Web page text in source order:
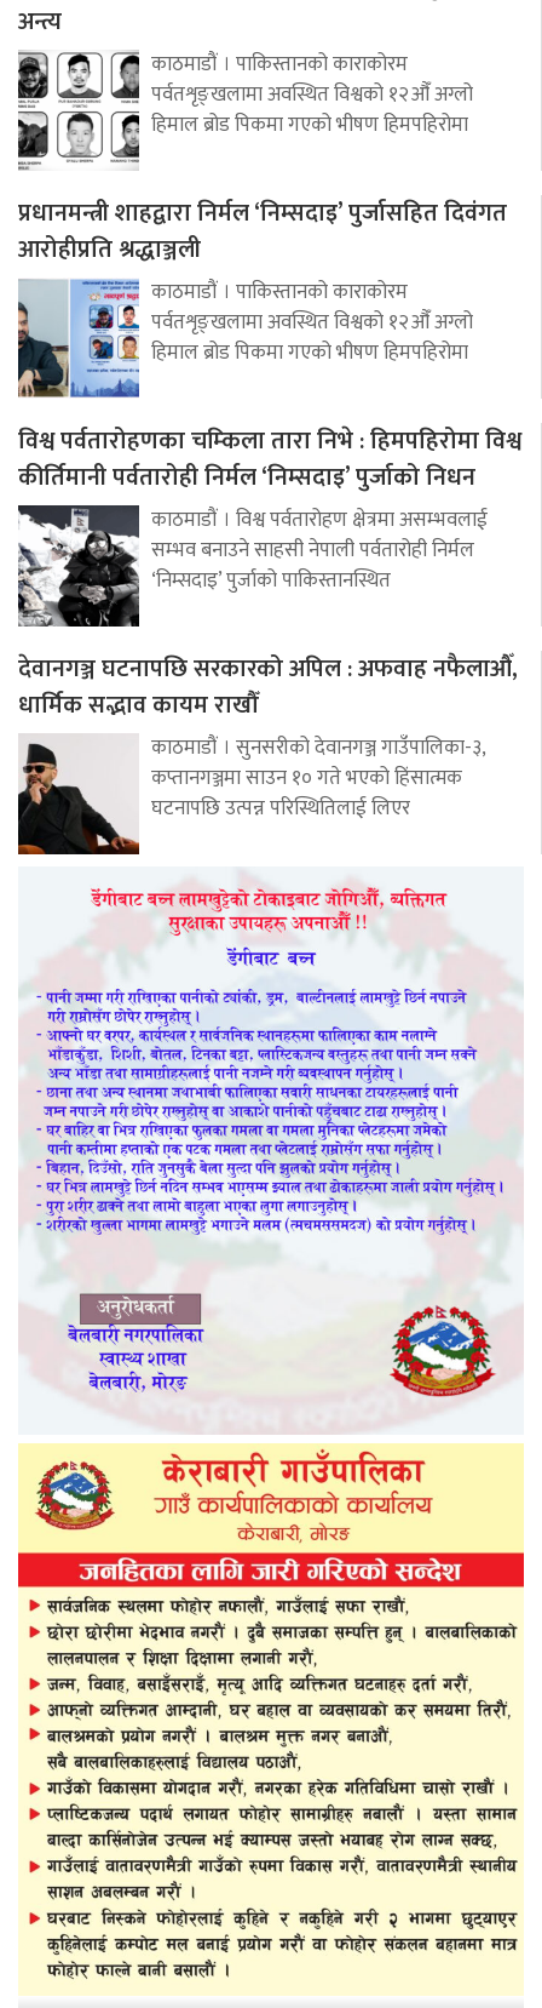
अन्त्य
काठमाडौं । पाकिस्तानको काराकोरम
पर्वतशृङ्खलामा अवस्थित विश्वको १२औँ अग्लो
हिमाल ब्रोड पिकमा गएको भीषण हिमपहिरोमा
प्रधानमन्त्री शाहद्वारा निर्मल ‘निम्सदाइ’ पुर्जासहित दिवंगत
आरोहीप्रति श्रद्धाञ्जली
काठमाडौं । पाकिस्तानको काराकोरम
पर्वतशृङ्खलामा अवस्थित विश्वको १२औँ अग्लो
हिमाल ब्रोड पिकमा गएको भीषण हिमपहिरोमा
विश्व पर्वतारोहणका चम्किला तारा निभे : हिमपहिरोमा विश्व
कीर्तिमानी पर्वतारोही निर्मल ‘निम्सदाइ’ पुर्जाको निधन
काठमाडौं । विश्व पर्वतारोहण क्षेत्रमा असम्भवलाई
सम्भव बनाउने साहसी नेपाली पर्वतारोही निर्मल
‘निम्सदाइ’ पुर्जाको पाकिस्तानस्थित
देवानगञ्ज घटनापछि सरकारको अपिल : अफवाह नफैलाऔँ,
धार्मिक सद्भाव कायम राखौँ
काठमाडौं । सुनसरीको देवानगञ्ज गाउँपालिका-३,
कप्तानगञ्जमा साउन १० गते भएको हिंसात्मक
घटनापछि उत्पन्न परिस्थितिलाई लिएर